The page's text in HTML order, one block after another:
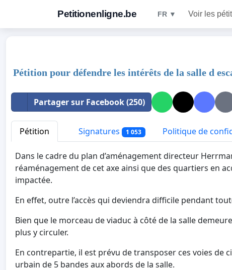
Petitionenligne.be FR ▼ Voir les
Pétition pour défendre les intérêts de la salle d
Partager sur Facebook (250)
Pétition Signatures 1 053 Politique de
Dans le cadre du plan d’aménagement directeur
réaménagement de cet axe ainsi que des quartiers en
impactée.
En effet, outre l’accès qui deviendra difficile pendant
Bien que le morceau de viaduc à côté de la salle
plus y circuler.
En contrepartie, il est prévu de transposer ces voies de
urbain de 5 bandes aux abords de la salle.